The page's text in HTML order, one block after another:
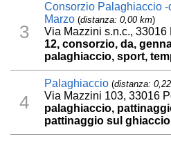
3
Consorzio Palaghiaccio
Marzo (distanza: 0,00 km)
Via Mazzini s.n.c., 33016
12, consorzio, da,
palaghiaccio, sport,
4
Palaghiaccio (distanza:
Via Mazzini 103, 33016
palaghiaccio,
pattinaggio sul